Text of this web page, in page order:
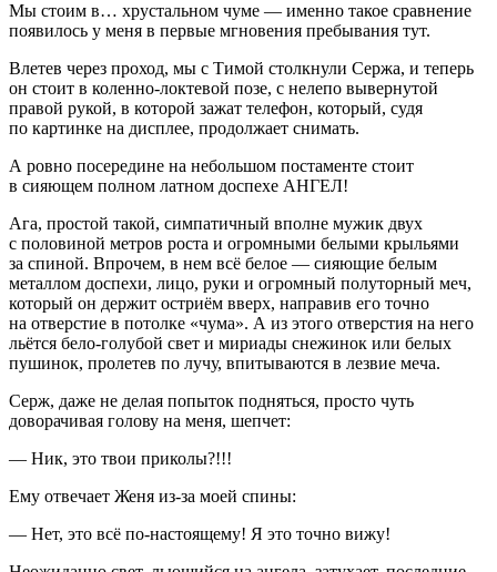
Мы стоим в… хрустальном чуме — именно такое сравнение
появилось у меня в первые мгновения пребывания тут.
Влетев через проход, мы с Тимой столкнули Сержа, и теперь
он стоит в коленно-локтевой позе, с нелепо вывернутой
правой рукой, в которой зажат телефон, который, судя
по картинке на дисплее, продолжает снимать.
А ровно посередине на небольшом постаменте стоит
в сияющем полном латном доспехе АНГЕЛ!
Ага, простой такой, симпатичный вполне мужик двух
с половиной метров роста и огромными белыми крыльями
за спиной. Впрочем, в нем всё белое — сияющие белым
металлом доспехи, лицо, руки и огромный полуторный меч,
который он держит остриём вверх, направив его точно
на отверстие в потолке «чума». А из этого отверстия на него
льётся бело-голубой свет и мириады снежинок или белых
пушинок, пролетев по лучу, впитываются в лезвие меча.
Серж, даже не делая попыток подняться, просто чуть
доворачивая голову на меня, шепчет:
— Ник, это твои приколы?!!!
Ему отвечает Женя из-за моей спины:
— Нет, это всё по-настоящему! Я это точно вижу!